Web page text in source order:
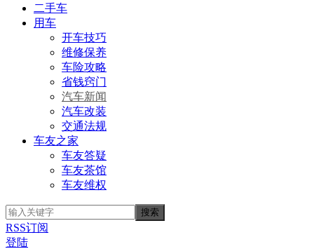
二手车
用车
开车技巧
维修保养
车险攻略
省钱窍门
汽车新闻
汽车改装
交通法规
车友之家
车友答疑
车友茶馆
车友维权
RSS订阅
登陆